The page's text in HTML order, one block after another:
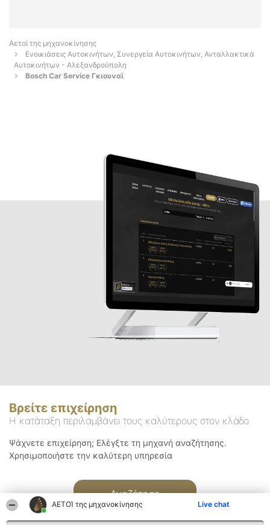
ΑΕΤΟΊ της μηχανοκίνησης Live chat
Αετοί της μηχανοκίνησης
Ενοικιάσεις Αυτοκινήτων, Συνεργεία Αυτοκινήτων, Ανταλλακτικά
Αυτοκινήτων - Αλεξανδρούπολη
Bosch Car Service Γκιουναϊ
Βρείτε επιχείρηση
Η κατάταξη περιλαμβάνει τους καλύτερους στον κλάδο
Ψάχνετε επιχείρηση; Ελέγξτε τη μηχανή αναζήτησης.
Χρησιμοποιήστε την καλύτερη υπηρεσία
Αναζήτηση